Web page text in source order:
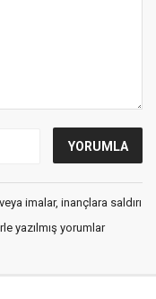
imalar, inançlara saldırı
yazılmış yorumlar